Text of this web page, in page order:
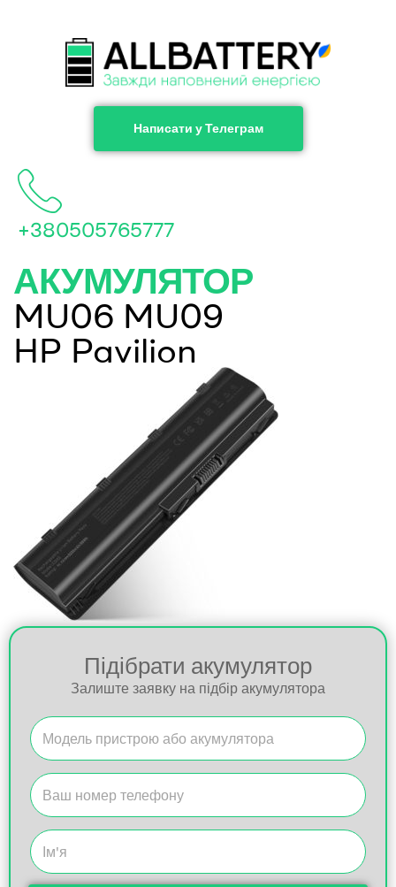
Написати у Телеграм
+380505765777
АКУМУЛЯТОР
MU06 MU09
HP Pavilion
Підібрати акумулятор
Залиште заявку на підбір акумулятора